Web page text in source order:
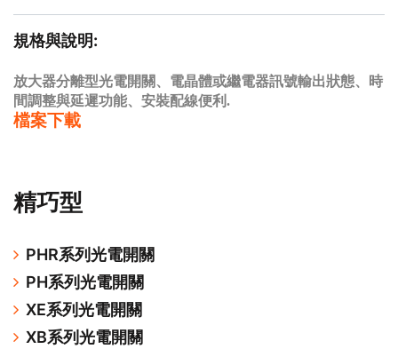
精巧型
PHR系列光電開關
PH系列光電開關
XE系列光電開關
XB系列光電開關
規格與說明:
放大器分離型光電開關、電晶體或繼電器訊號輸出狀態、時
間調整與延遲功能、安裝配線便利.
檔案下載